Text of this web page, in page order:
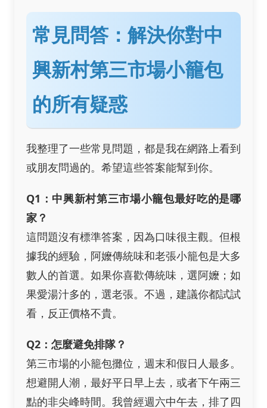
常見問答：解決你對中
興新村第三市場小籠包
的所有疑惑
我整理了一些常見問題，都是我在網路上看到
或朋友問過的。希望這些答案能幫到你。
Q1：中興新村第三市場小籠包最好吃的是哪
家？
這問題沒有標準答案，因為口味很主觀。但根
據我的經驗，阿嬤傳統味和老張小籠包是大多
數人的首選。如果你喜歡傳統味，選阿嬤；如
果愛湯汁多的，選老張。不過，建議你都試試
看，反正價格不貴。
Q2：怎麼避免排隊？
第三市場的小籠包攤位，週末和假日人最多。
想避開人潮，最好平日早上去，或者下午兩三
點的非尖峰時間。我曾經週六中午去，排了四